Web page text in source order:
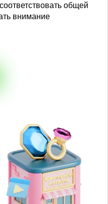
общей
внимание